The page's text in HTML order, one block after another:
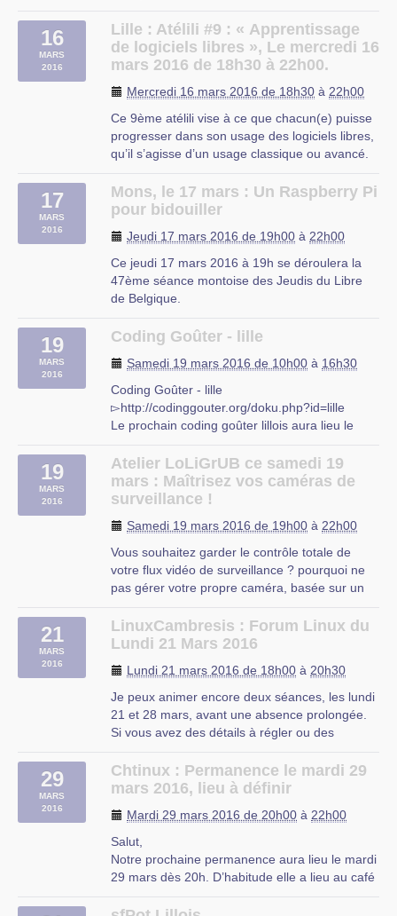
tableur, diaporama
Firefox et ses plugins de protection de la vie
privée, Gestion des mails avec Thunderbird
16
MARS
2016
Lille : Atélili #9 : « Apprentissage
de logiciels libres », Le mercredi 16
mars 2016 de 18h30 à 22h00.
Mercredi 16 mars 2016 de 18h30 à 22h00
Ce 9ème atélili vise à ce que chacun(e) puisse
progresser dans son usage des logiciels libres,
qu’il s’agisse d’un usage classique ou avancé.
système, ou à pousser un peu plus son usage
de tel ou tel logiciel.
17
MARS
2016
Mons, le 17 mars : Un Raspberry Pi
pour bidouiller
Jeudi 17 mars 2016 de 19h00 à 22h00
Ce jeudi 17 mars 2016 à 19h se déroulera la
47ème séance montoise des Jeudis du Libre
de Belgique.
pour bidouiller
loisir|embarqué|communauté
Public : Tout public|développeur|étudiants
L’animateur conférencier : (…)
Mons
19
MARS
2016
Coding Goûter - lille
Samedi 19 mars 2016 de 10h00 à 16h30
Coding Goûter - lille
▻http://codinggouter.org/doku.php?id=lille
Le prochain coding goûter lillois aura lieu le
59000 Lille) de 14h30 à 18h00.
Principe
Chacun apporte un truc à boire ou manger
et des (…)
MRES
19
MARS
2016
Atelier LoLiGrUB ce samedi 19
mars : Maîtrisez vos caméras de
surveillance !
Samedi 19 mars 2016 de 19h00 à 22h00
Vous souhaitez garder le contrôle totale de
votre flux vidéo de surveillance ? pourquoi ne
pas gérer votre propre caméra, basée sur un
une boîte noire sans contrôle, à une connexion
au cloud du fournisseur de la caméra, ni
21
MARS
2016
LinuxCambresis : Forum Linux du
Lundi 21 Mars 2016
Lundi 21 mars 2016 de 18h00 à 20h30
Je peux animer encore deux séances, les lundi
21 et 28 mars, avant une absence prolongée.
Si vous avez des détails à régler ou des
retrouver au local du CIP pour notre forum
habituel consacré à Linux et aux logiciels libres.
29
MARS
2016
Chtinux : Permanence le mardi 29
mars 2016, lieu à définir
Mardi 29 mars 2016 de 20h00 à 22h00
Salut,
Notre prochaine permanence aura lieu le mardi
29 mars dès 20h. D’habitude elle a lieu au café
et nous ne sommes pas sûrs de pouvoir nous y